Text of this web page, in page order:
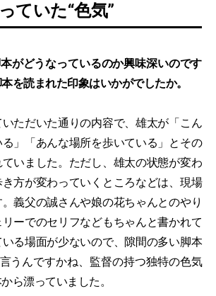
ていた“色気”
がどうなっているのか興味深いのです
を読まれた印象はいかがでしたか。
ただいた通りの内容で、雄太が「こん
」「あんな場所を歩いている」とその
いました。ただし、雄太の状態が変わ
方が変わっていくところなどは、現場
義父の誠さんや娘の花ちゃんとのやり
ーでのセリフなどもちゃんと書かれて
る場面が少ないので、隙間の多い脚本
うんですかね、監督の持つ独特の色気
ら漂っていました。